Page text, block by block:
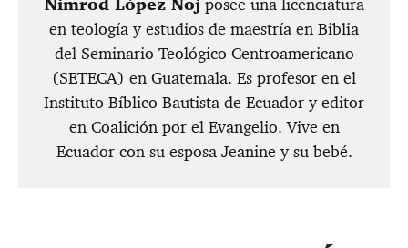
Nimrod López Noj posee una licenciatura
en teología y estudios de maestría en Biblia
del Seminario Teológico Centroamericano
(SETECA) en Guatemala. Es profesor en el
Instituto Bíblico Bautista de Ecuador y editor
en Coalición por el Evangelio. Vive en
Ecuador con su esposa Jeanine y su bebé.